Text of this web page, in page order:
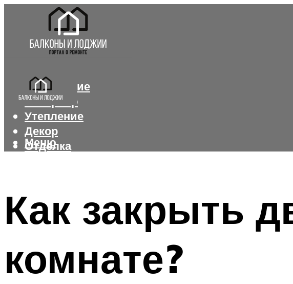
Остекление
Интерьер
Утепление
Декор
Отделка
Меню
Как закрыть
комнате?